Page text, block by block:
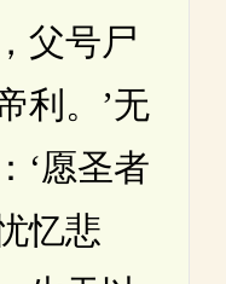
父号尸
利。’无
‘愿圣者
忆悲